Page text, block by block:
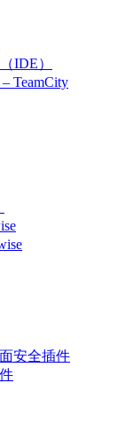
IDE）
TeamCity
安全插件